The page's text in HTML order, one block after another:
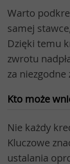
Warto
samej
Dzięki temu
zwrotu
za
Kto może
Nie każdy
Kluczowe
ustalania